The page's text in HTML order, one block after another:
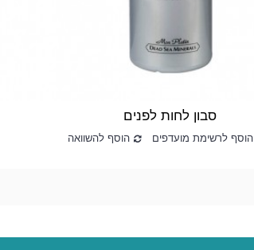
סבון לחות לפנים
הוסף לרשימת מועדפים הוסף להשוואה